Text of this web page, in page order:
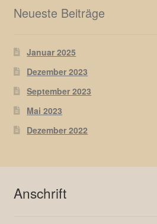
Neueste Beiträge
Januar 2025
September 2023